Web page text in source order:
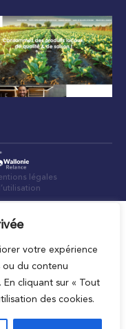
votre expérience
ou du contenu
cliquant sur « Tout
des cookies.
légales